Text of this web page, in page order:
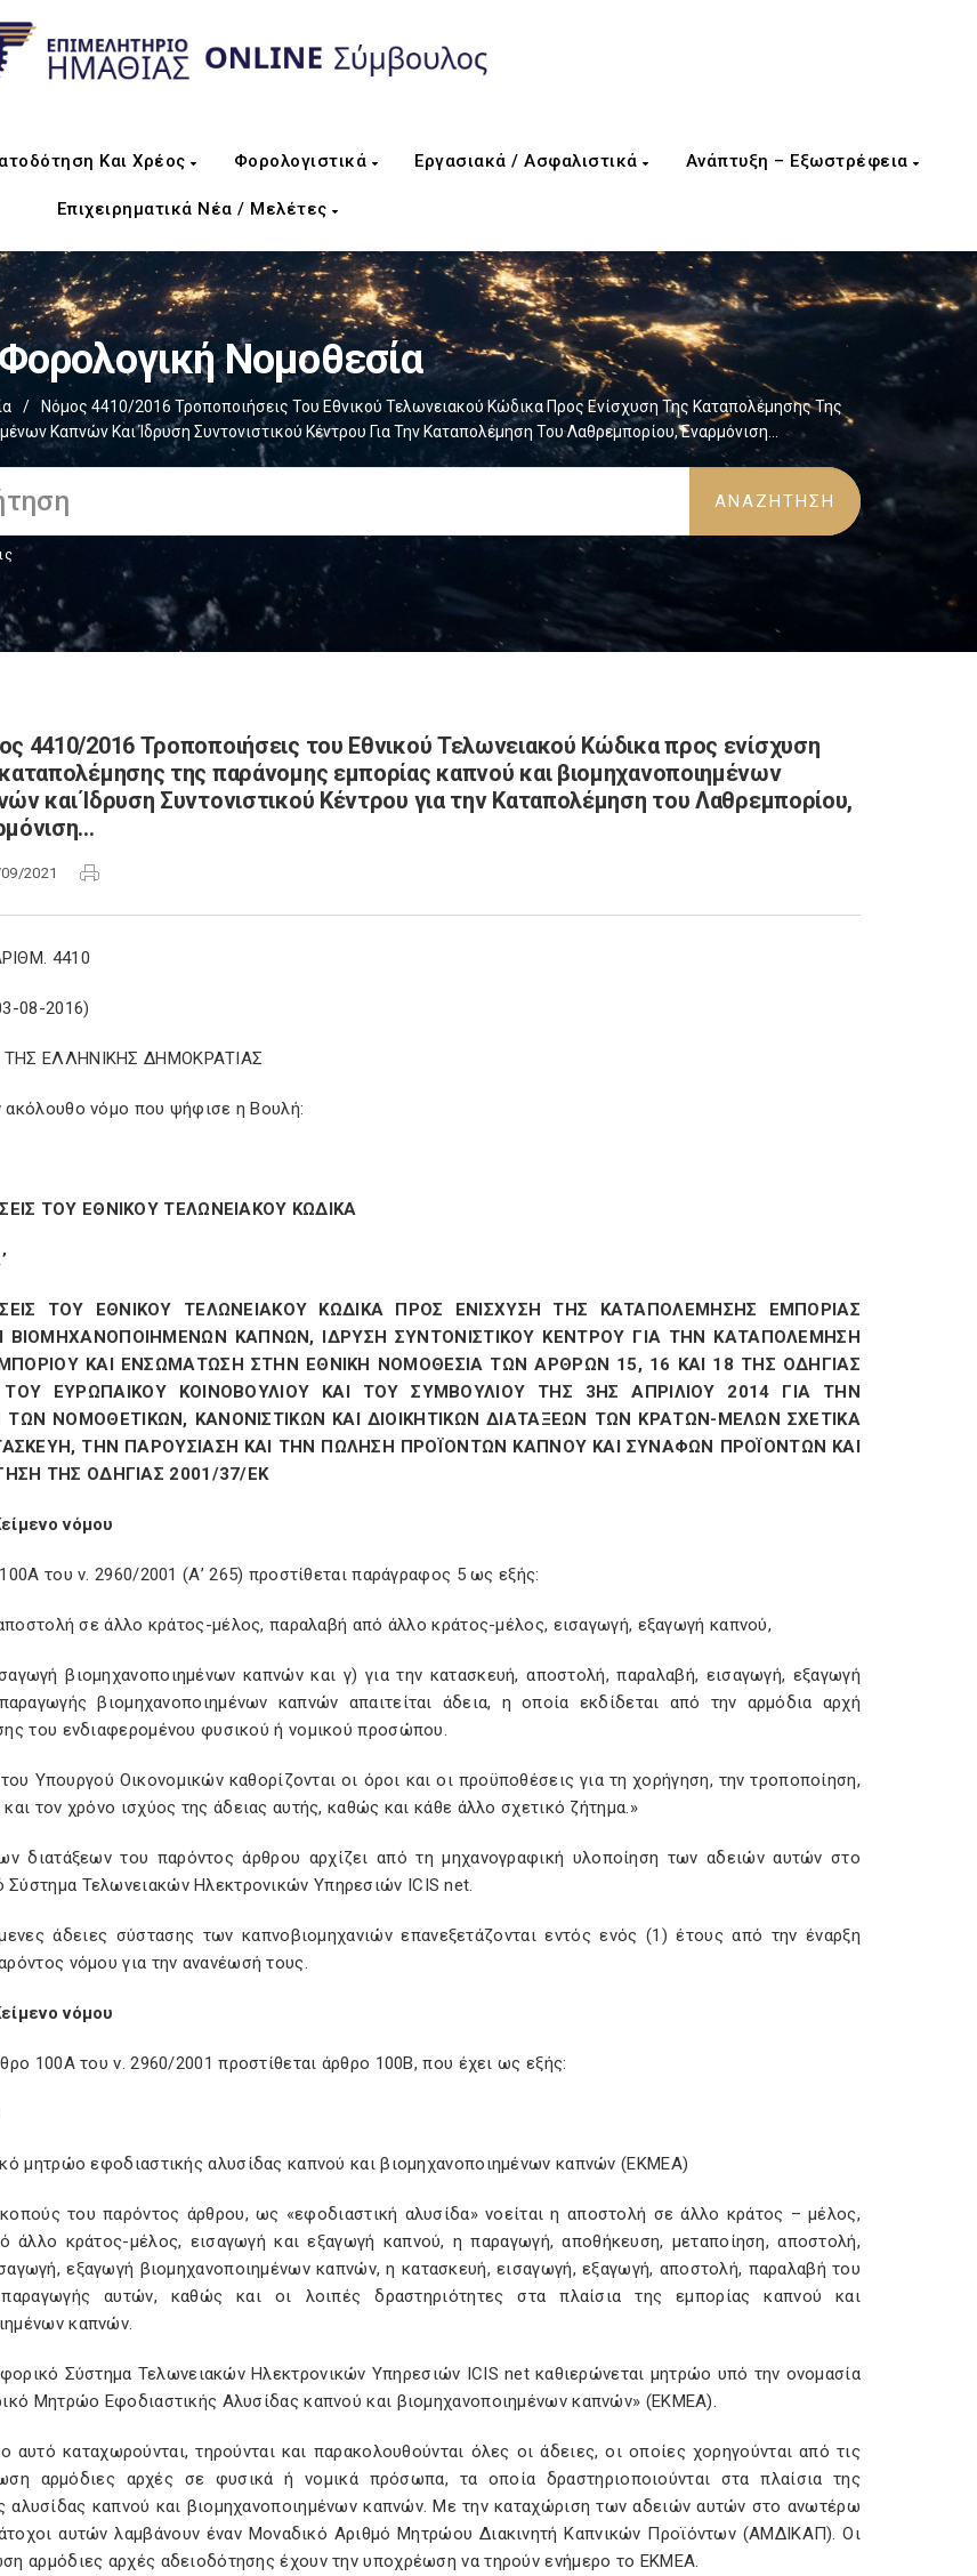
Και Χρέος Φορολογιστικά Εργασιακά / Ασφαλιστικά Ανάπτυξη – Εξωστρέφεια
Επιχειρηματικά Νέα / Μελέτες
Νομοθεσία
/
Νόμος 4410/2016 Τροποποιήσεις Του Εθνικού Τελωνειακού Κώδικα Προς Ενίσχυση Της Καταπολέμησης Της
Καπνών Και Ίδρυση Συντονιστικού Κέντρου Για Την Καταπολέμηση Του Λαθρεμπορίου, Εναρμόνιση…
4410/2016 Τροποποιήσεις του Εθνικού Τελωνειακού Κώδικα προς ενίσχυση
της παράνομης εμπορίας καπνού και βιομηχανοποιημένων
και Ίδρυση Συντονιστικού Κέντρου για την Καταπολέμηση του Λαθρεμπορίου,
2021
4410
08-2016)
ΕΛΛΗΝΙΚΗΣ ΔΗΜΟΚΡΑΤΙΑΣ
ακόλουθο νόμο που ψήφισε η Βουλή:
ΤΟΥ ΕΘΝΙΚΟΥ ΤΕΛΩΝΕΙΑΚΟΥ ΚΩΔΙΚΑ
ΤΟΥ ΕΘΝΙΚΟΥ ΤΕΛΩΝΕΙΑΚΟΥ ΚΩΔΙΚΑ ΠΡΟΣ ΕΝΙΣΧΥΣΗ ΤΗΣ ΚΑΤΑΠΟΛΕΜΗΣΗΣ ΕΜΠΟΡΙΑΣ
ΒΙΟΜΗΧΑΝΟΠΟΙΗΜΕΝΩΝ ΚΑΠΝΩΝ, ΙΔΡΥΣΗ ΣΥΝΤΟΝΙΣΤΙΚΟΥ ΚΕΝΤΡΟΥ ΓΙΑ ΤΗΝ ΚΑΤΑΠΟΛΕΜΗΣΗ
ΚΑΙ ΕΝΣΩΜΑΤΩΣΗ ΣΤΗΝ ΕΘΝΙΚΗ ΝΟΜΟΘΕΣΙΑ ΤΩΝ ΑΡΘΡΩΝ 15, 16 ΚΑΙ 18 ΤΗΣ ΟΔΗΓΙΑΣ
ΤΟΥ ΕΥΡΩΠΑΙΚΟΥ ΚΟΙΝΟΒΟΥΛΙΟΥ ΚΑΙ ΤΟΥ ΣΥΜΒΟΥΛΙΟΥ ΤΗΣ 3ΗΣ ΑΠΡΙΛΙΟΥ 2014 ΓΙΑ ΤΗΝ
ΤΩΝ ΝΟΜΟΘΕΤΙΚΩΝ, ΚΑΝΟΝΙΣΤΙΚΩΝ ΚΑΙ ΔΙΟΙΚΗΤΙΚΩΝ ΔΙΑΤΑΞΕΩΝ ΤΩΝ ΚΡΑΤΩΝ-ΜΕΛΩΝ ΣΧΕΤΙΚΑ
ΤΗΝ ΠΑΡΟΥΣΙΑΣΗ ΚΑΙ ΤΗΝ ΠΩΛΗΣΗ ΠΡΟΪΟΝΤΩΝ ΚΑΠΝΟΥ ΚΑΙ ΣΥΝΑΦΩΝ ΠΡΟΪΟΝΤΩΝ ΚΑΙ
ΤΗΣ ΟΔΗΓΙΑΣ 2001/37/ΕΚ
νόμου
του ν. 2960/2001 (Α’ 265) προστίθεται παράγραφος 5 ως εξής:
σε άλλο κράτος-μέλος, παραλαβή από άλλο κράτος-μέλος, εισαγωγή, εξαγωγή καπνού,
βιομηχανοποιημένων καπνών και γ) για την κατασκευή, αποστολή, παραλαβή, εισαγωγή, εξαγωγή
βιομηχανοποιημένων καπνών απαιτείται άδεια, η οποία εκδίδεται από την αρμόδια αρχή
του ενδιαφερομένου φυσικού ή νομικού προσώπου.
Υπουργού Οικονομικών καθορίζονται οι όροι και οι προϋποθέσεις για τη χορήγηση, την τροποποίηση,
τον χρόνο ισχύος της άδειας αυτής, καθώς και κάθε άλλο σχετικό ζήτημα.»
διατάξεων του παρόντος άρθρου αρχίζει από τη μηχανογραφική υλοποίηση των αδειών αυτών στο
Σύστημα Τελωνειακών Ηλεκτρονικών Υπηρεσιών ICIS net.
άδειες σύστασης των καπνοβιομηχανιών επανεξετάζονται εντός ενός (1) έτους από την έναρξη
νόμου για την ανανέωσή τους.
νόμου
100Α του ν. 2960/2001 προστίθεται άρθρο 100Β, που έχει ως εξής:
μητρώο εφοδιαστικής αλυσίδας καπνού και βιομηχανοποιημένων καπνών (ΕΚΜΕΑ)
του παρόντος άρθρου, ως «εφοδιαστική αλυσίδα» νοείται η αποστολή σε άλλο κράτος – μέλος,
άλλο κράτος-μέλος, εισαγωγή και εξαγωγή καπνού, η παραγωγή, αποθήκευση, μεταποίηση, αποστολή,
εξαγωγή βιομηχανοποιημένων καπνών, η κατασκευή, εισαγωγή, εξαγωγή, αποστολή, παραλαβή του
αυτών, καθώς και οι λοιπές δραστηριότητες στα πλαίσια της εμπορίας καπνού και
καπνών.
Σύστημα Τελωνειακών Ηλεκτρονικών Υπηρεσιών ICIS net καθιερώνεται μητρώο υπό την ονομασία
Μητρώο Εφοδιαστικής Αλυσίδας καπνού και βιομηχανοποιημένων καπνών» (ΕΚΜΕΑ).
αυτό καταχωρούνται, τηρούνται και παρακολουθούνται όλες οι άδειες, οι οποίες χορηγούνται από τις
αρμόδιες αρχές σε φυσικά ή νομικά πρόσωπα, τα οποία δραστηριοποιούνται στα πλαίσια της
αλυσίδας καπνού και βιομηχανοποιημένων καπνών. Με την καταχώριση των αδειών αυτών στο ανωτέρω
αυτών λαμβάνουν έναν Μοναδικό Αριθμό Μητρώου Διακινητή Καπνικών Προϊόντων (ΑΜΔΙΚΑΠ). Οι
αρμόδιες αρχές αδειοδότησης έχουν την υποχρέωση να τηρούν ενήμερο το ΕΚΜΕΑ.